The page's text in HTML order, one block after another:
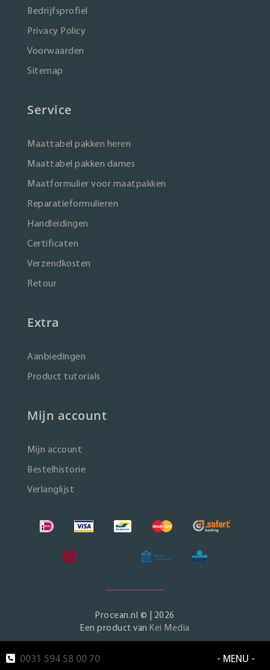
- MENU -
0031 594 58 00 70
Bedrijfsprofiel
Privacy Policy
Voorwaarden
Sitemap
Service
Maattabel pakken heren
Maattabel pakken dames
Maatformulier voor maatpakken
Reparatieformulieren
Handleidingen
Certificaten
Verzendkosten
Retour
Extra
Aanbiedingen
Product tutorials
Mijn account
Mijn account
Bestelhistorie
Verlanglijst
Procean.nl © | 2026
Een product vanKei Media